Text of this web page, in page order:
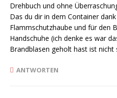
Drehbuch und ohne
Das du dir in dem Container
Flammschutzhaube und für den
Handschuhe (ich denke es war
Brandblasen geholt hast ist nicht
ANTWORTEN